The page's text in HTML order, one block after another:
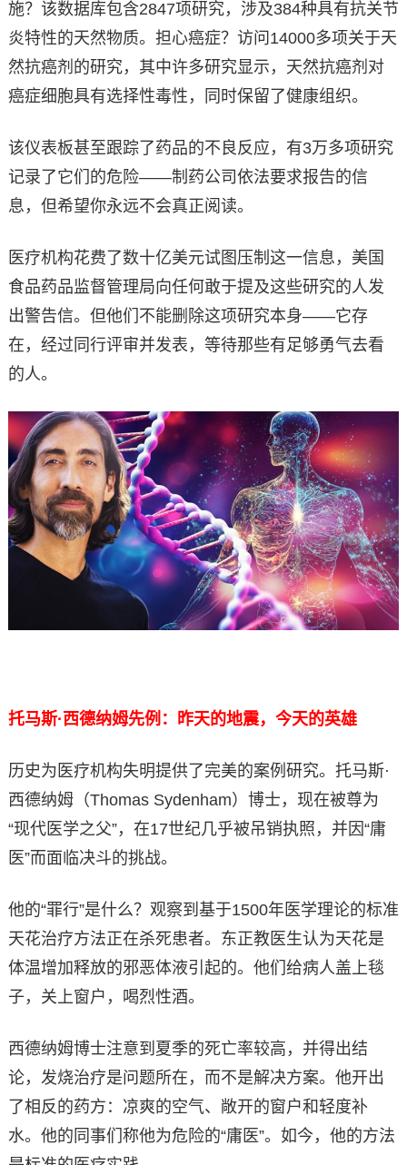
施？该数据库包含2847项研究，涉及384种具有抗关节
炎特性的天然物质。担心癌症？访问14000多项关于天
然抗癌剂的研究，其中许多研究显示，天然抗癌剂对
癌症细胞具有选择性毒性，同时保留了健康组织。
该仪表板甚至跟踪了药品的不良反应，有3万多项研究
记录了它们的危险——制药公司依法要求报告的信
息，但希望你永远不会真正阅读。
医疗机构花费了数十亿美元试图压制这一信息，美国
食品药品监督管理局向任何敢于提及这些研究的人发
出警告信。但他们不能删除这项研究本身——它存
在，经过同行评审并发表，等待那些有足够勇气去看
的人。
托马斯·西德纳姆先例：昨天的地震，今天的英雄
历史为医疗机构失明提供了完美的案例研究。托马斯·
西德纳姆（Thomas Sydenham）博士，现在被尊为
“现代医学之父”，在17世纪几乎被吊销执照，并因“庸
医”而面临决斗的挑战。
他的“罪行”是什么？观察到基于1500年医学理论的标准
天花治疗方法正在杀死患者。东正教医生认为天花是
体温增加释放的邪恶体液引起的。他们给病人盖上毯
子，关上窗户，喝烈性酒。
西德纳姆博士注意到夏季的死亡率较高，并得出结
论，发烧治疗是问题所在，而不是解决方案。他开出
了相反的药方：凉爽的空气、敞开的窗户和轻度补
水。他的同事们称他为危险的“庸医”。如今，他的方法